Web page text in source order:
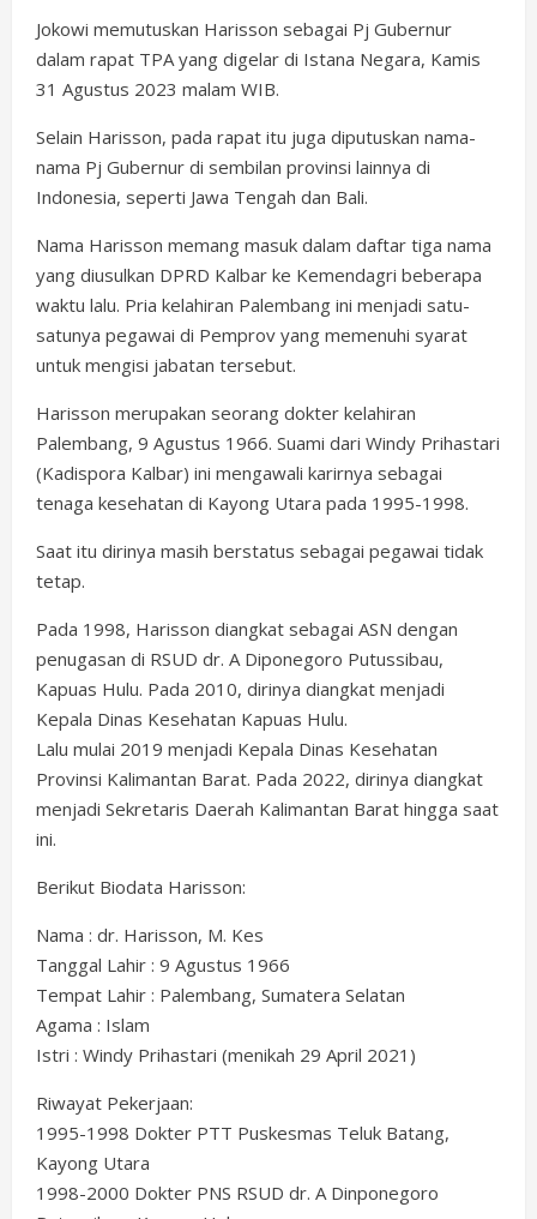
Jokowi memutuskan Harisson sebagai Pj Gubernur
dalam rapat TPA yang digelar di Istana Negara, Kamis
31 Agustus 2023 malam WIB.
Selain Harisson, pada rapat itu juga diputuskan nama-
nama Pj Gubernur di sembilan provinsi lainnya di
Indonesia, seperti Jawa Tengah dan Bali.
Nama Harisson memang masuk dalam daftar tiga nama
yang diusulkan DPRD Kalbar ke Kemendagri beberapa
waktu lalu. Pria kelahiran Palembang ini menjadi satu-
satunya pegawai di Pemprov yang memenuhi syarat
untuk mengisi jabatan tersebut.
Harisson merupakan seorang dokter kelahiran
Palembang, 9 Agustus 1966. Suami dari Windy Prihastari
(Kadispora Kalbar) ini mengawali karirnya sebagai
tenaga kesehatan di Kayong Utara pada 1995-1998.
Saat itu dirinya masih berstatus sebagai pegawai tidak
tetap.
Pada 1998, Harisson diangkat sebagai ASN dengan
penugasan di RSUD dr. A Diponegoro Putussibau,
Kapuas Hulu. Pada 2010, dirinya diangkat menjadi
Kepala Dinas Kesehatan Kapuas Hulu.
Lalu mulai 2019 menjadi Kepala Dinas Kesehatan
Provinsi Kalimantan Barat. Pada 2022, dirinya diangkat
menjadi Sekretaris Daerah Kalimantan Barat hingga saat
ini.
Berikut Biodata Harisson:
Nama : dr. Harisson, M. Kes
Tanggal Lahir : 9 Agustus 1966
Tempat Lahir : Palembang, Sumatera Selatan
Agama : Islam
Istri : Windy Prihastari (menikah 29 April 2021)
Riwayat Pekerjaan:
1995-1998 Dokter PTT Puskesmas Teluk Batang,
Kayong Utara
1998-2000 Dokter PNS RSUD dr. A Dinponegoro